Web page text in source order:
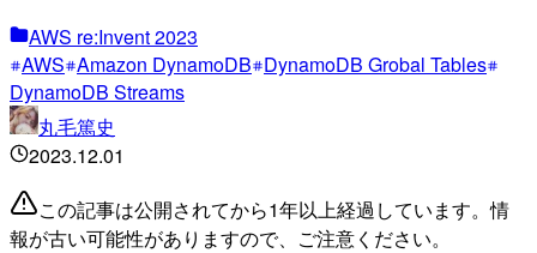
AWS re:Invent 2023
AWS Amazon DynamoDB DynamoDB Grobal Tables
DynamoDB Streams
丸毛篤史
2023.12.01
この記事は公開されてから1年以上経過しています。情
報が古い可能性がありますので、ご注意ください。